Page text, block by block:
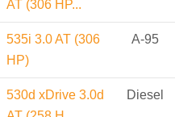
AT (306 HP...
535i 3.0 AT (306
HP)
A-95
530d xDrive 3.0d
Diesel